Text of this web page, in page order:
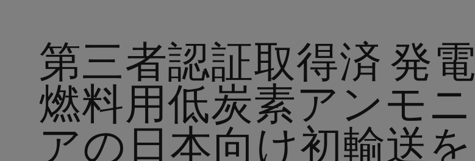
第三者認証取得済 発電
燃料用低炭素アンモニ
アの日本向け初輸送を